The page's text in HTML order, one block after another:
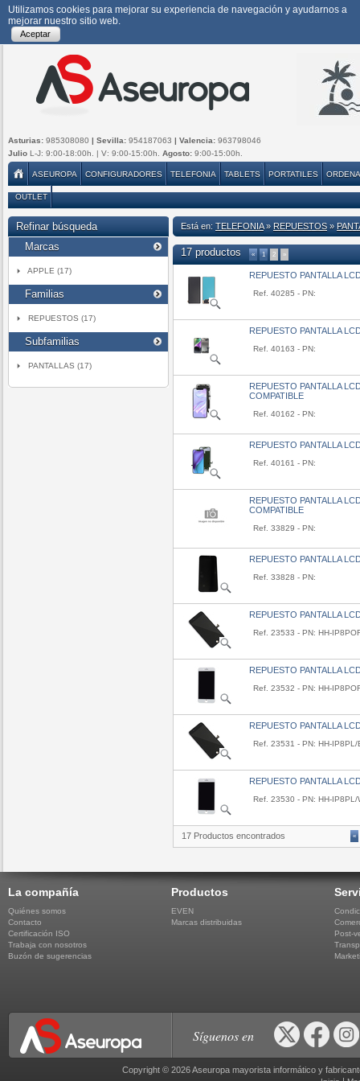
Utilizamos cookies para mejorar su experiencia de navegación y ayudarnos a
mejorar nuestro sitio web.
Aceptar
Asturias: 985308080 | Sevilla: 954187063 | Valencia: 963798046
Julio L-J: 9:00-18:00h. | V: 9:00-15:00h. Agosto: 9:00-15:00h.
ASEUROPA CONFIGURADORES TELEFONIA TABLETS PORTATILES
OUTLET
Refinar búsqueda
Marcas
APPLE (17)
Familias
REPUESTOS (17)
Subfamilias
PANTALLAS (17)
Está en: TELEFONIA» REPUESTOS »
17 productos « 1 2 »
REPUESTO PANTALLA
Ref. 40285 - PN:
REPUESTO PANTALLA
Ref. 40163 - PN:
REPUESTO PANTALLA
COMPATIBLE
Ref. 40162 - PN:
REPUESTO PANTALLA
Ref. 40161 - PN:
REPUESTO PANTALLA
COMPATIBLE
Ref. 33829 - PN:
REPUESTO PANTALLA
Ref. 33828 - PN:
REPUESTO PANTALLA
Ref. 23533 - PN: HH-
REPUESTO PANTALLA
Ref. 23532 - PN: HH-
REPUESTO PANTALLA
Ref. 23531 - PN: HH-IP8PL/
REPUESTO PANTALLA
Ref. 23530 - PN: HH-IP8PL/
17 Productos encontrados «
La compañía
Quiénes somos
Contacto
Certificación ISO
Trabaja con nosotros
Buzón de sugerencias
Productos
EVEN
Marcas distribuidas
Post-
Síguenos en
Copyright © 2026 Aseuropa mayorista informático y